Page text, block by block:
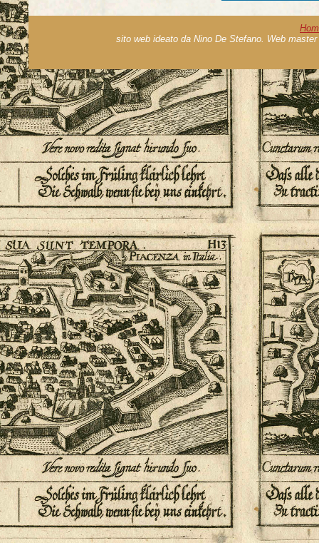
sito web ideato da Nino De Stefano. Web